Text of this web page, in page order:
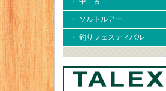
・ ソルトルアー
・ 釣りフェスティバル